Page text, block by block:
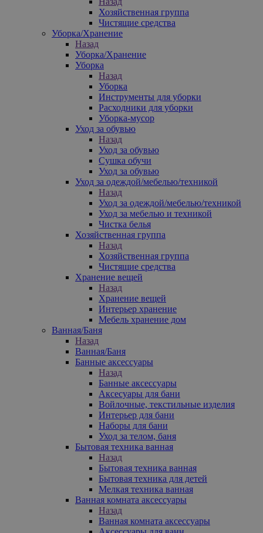
Хозяйственная группа
Чистящие средства
Уборка/Хранение
Назад
Уборка/Хранение
Уборка
Назад
Уборка
Инструменты для уборки
Расходники для уборки
Уборка-мусор
Уход за обувью
Назад
Уход за обувью
Сушка обучи
Уход за обувью
Уход за одеждой/мебелью/техникой
Назад
Уход за одеждой/мебелью/техникой
Уход за мебелью и техникой
Чистка белья
Хозяйственная группа
Назад
Хозяйственная группа
Чистящие средства
Хранение вещей
Назад
Хранение вещей
Интерьер хранение
Мебель хранение дом
Ванная/Баня
Назад
Ванная/Баня
Банные аксессуары
Назад
Банные аксессуары
Аксесуары для бани
Войлочные, текстильные изделия
Интерьер для бани
Наборы для бани
Уход за телом, баня
Бытовая техника ванная
Назад
Бытовая техника ванная
Бытовая техника для детей
Мелкая техника ванная
Ванная комната аксессуары
Назад
Ванная комната аксессуары